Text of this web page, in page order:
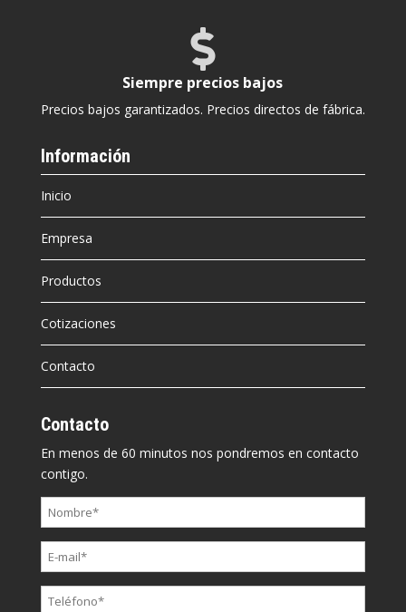

Siempre precios bajos
Precios bajos garantizados. Precios directos de fábrica.
Información
Inicio
Empresa
Productos
Cotizaciones
Contacto
Contacto
En menos de 60 minutos nos pondremos en contacto
contigo.